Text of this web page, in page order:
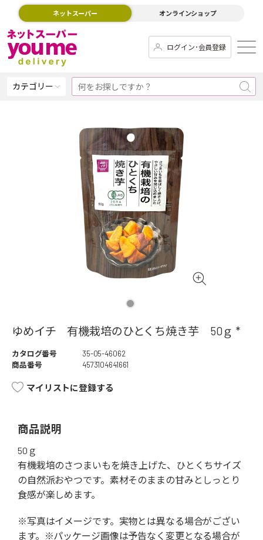
ネットスーパー オンラインショップ
ログイン･会員登録
カテゴリー
ゆめイチ 有機栽培のひとくち焼き芋 50ｇ *
カタログ番号
35-05-46062
商品番号
4573104641661
マイリストに登録する
商品説明
50ｇ
有機栽培のさつまいもを焼き上げた、ひとくちサイズ
の自然派おやつです。素材そのままの甘みとしっとり
食感が楽しめます。
※写真はイメージです。実物とは異なる場合がござい
ます。※パッケージ画像は予告なく変更となる場合が